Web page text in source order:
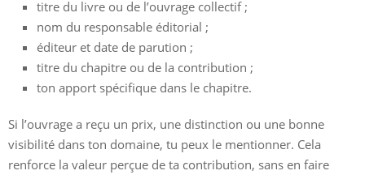
titre du livre ou de l’ouvrage collectif ;
nom du responsable éditorial ;
éditeur et date de parution ;
titre du chapitre ou de la contribution ;
ton apport spécifique dans le chapitre.
Si l’ouvrage a reçu un prix, une distinction ou une bonne
visibilité dans ton domaine, tu peux le mentionner. Cela
renforce la valeur perçue de ta contribution, sans en faire